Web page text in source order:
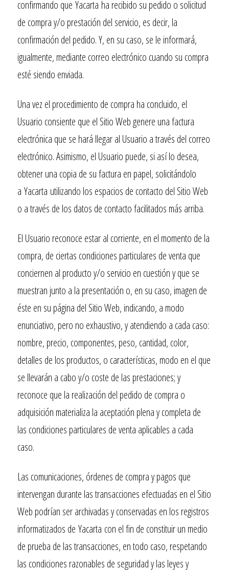
confirmando que Yacarta ha recibido su pedido o solicitud
de compra y/o prestación del servicio, es decir, la
confirmación del pedido. Y, en su caso, se le informará,
igualmente, mediante correo electrónico cuando su compra
esté siendo enviada.
Una vez el procedimiento de compra ha concluido, el
Usuario consiente que el Sitio Web genere una factura
electrónica que se hará llegar al Usuario a través del correo
electrónico. Asimismo, el Usuario puede, si así lo desea,
obtener una copia de su factura en papel, solicitándolo
a Yacarta utilizando los espacios de contacto del Sitio Web
o a través de los datos de contacto facilitados más arriba.
El Usuario reconoce estar al corriente, en el momento de la
compra, de ciertas condiciones particulares de venta que
conciernen al producto y/o servicio en cuestión y que se
muestran junto a la presentación o, en su caso, imagen de
éste en su página del Sitio Web, indicando, a modo
enunciativo, pero no exhaustivo, y atendiendo a cada caso:
nombre, precio, componentes, peso, cantidad, color,
detalles de los productos, o características, modo en el que
se llevarán a cabo y/o coste de las prestaciones; y
reconoce que la realización del pedido de compra o
adquisición materializa la aceptación plena y completa de
las condiciones particulares de venta aplicables a cada
caso.
Las comunicaciones, órdenes de compra y pagos que
intervengan durante las transacciones efectuadas en el Sitio
Web podrían ser archivadas y conservadas en los registros
informatizados de Yacarta con el fin de constituir un medio
de prueba de las transacciones, en todo caso, respetando
las condiciones razonables de seguridad y las leyes y